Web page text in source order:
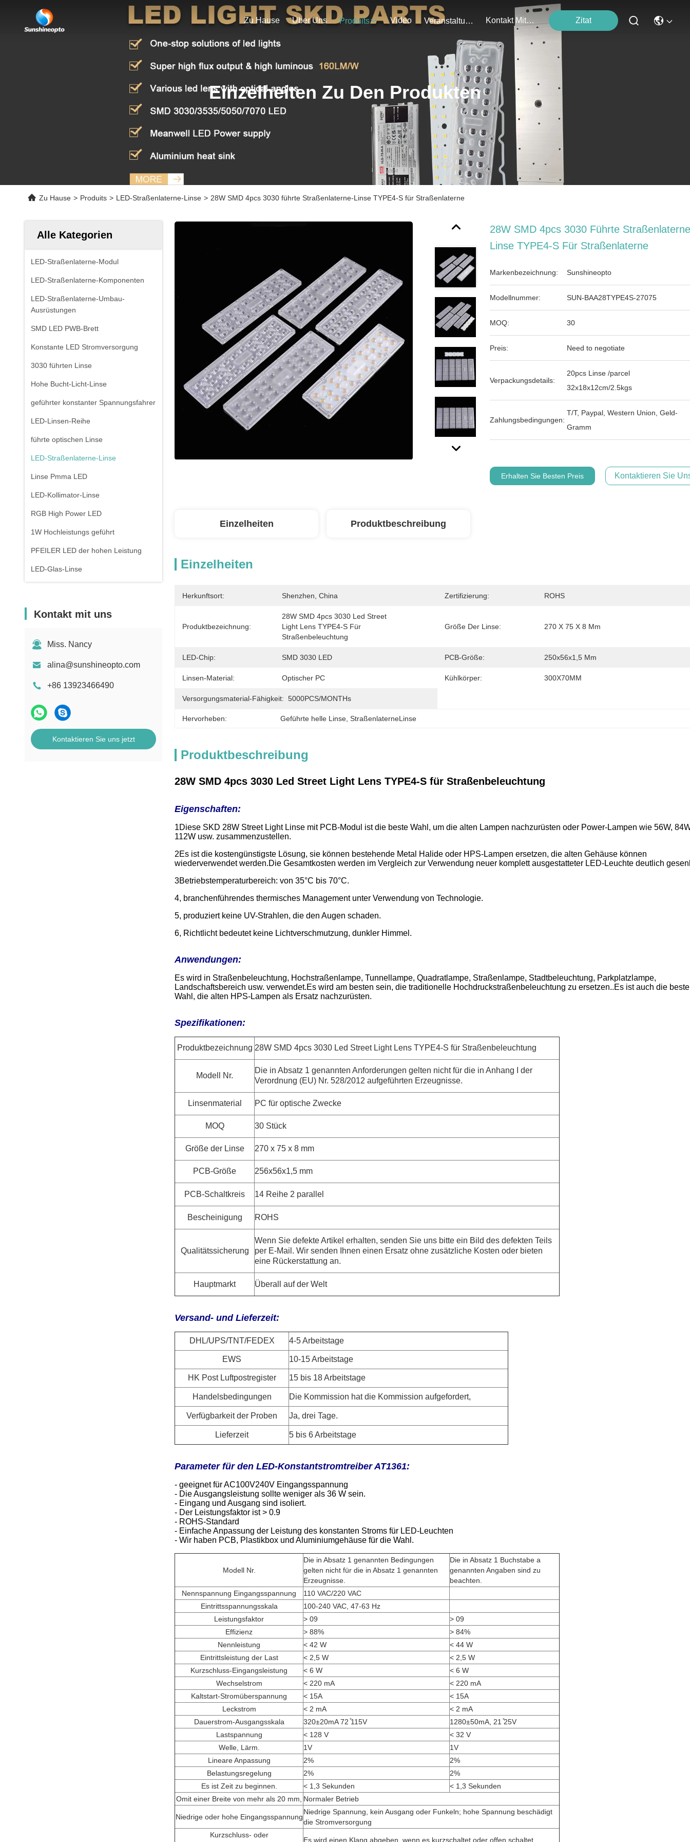
Zu Hause Über Uns Produits Video Veranstaltungen Kontakt Mit Uns Zitat
Einzelheiten Zu Den Produkten
Zu Hause > Produits > LED-Straßenlaterne-Linse > 28W SMD 4pcs 3030 führte Straßenlaterne-Linse TYPE4-S für Straßenlaterne
Alle Kategorien
LED-Straßenlaterne-Modul
LED-Straßenlaterne-Komponenten
LED-Straßenlaterne-Umbau-
Ausrüstungen
SMD LED PWB-Brett
Konstante LED Stromversorgung
3030 führten Linse
Hohe Bucht-Licht-Linse
geführter konstanter Spannungsfahrer
LED-Linsen-Reihe
führte optischen Linse
LED-Straßenlaterne-Linse
Linse Pmma LED
LED-Kollimator-Linse
RGB High Power LED
1W Hochleistungs geführt
PFEILER LED der hohen Leistung
LED-Glas-Linse
Kontakt mit uns
Miss. Nancy
alina@sunshineopto.com
+86 13923466490
Kontaktieren Sie uns jetzt
28W SMD 4pcs 3030 Führte
Linse TYPE4-S Für Straßenlaterne
Markenbezeichnung: Sunshineopto
Modellnummer: SUN-BAA28TYPE4S-27075
MOQ: 30
Preis: Need to negotiate
Verpackungsdetails:
20pcs Linse /parcel
32x18x12cm/2.5kgs
Zahlungsbedingungen:
T/T, Paypal, Western Union, Geld-
Gramm
Erhalten Sie Besten Preis Kontaktieren Sie
Einzelheiten Produktbeschreibung
Einzelheiten
Herkunftsort: Shenzhen, China Zertifizierung: ROHS
Produktbezeichnung:
28W SMD 4pcs 3030 Led Street
Light Lens TYPE4-S Für
Straßenbeleuchtung
Größe Der Linse: 270 X 75 X 8 Mm
LED-Chip: SMD 3030 LED PCB-Größe: 250x56x1,5 Mm
Linsen-Material: Optischer PC Kühlkörper: 300X70MM
Versorgungsmaterial-Fähigkeit: 5000PCS/MONTHs
Hervorheben: Geführte helle Linse , StraßenlaterneLinse
Produktbeschreibung
28W SMD 4pcs 3030 Led Street Light Lens TYPE4-S für Straßenbeleuchtung
Eigenschaften:
1Diese SKD 28W Street Light Linse mit PCB-Modul ist die beste Wahl, um die alten Lampen nachzurüsten oder Power-Lampen wie 56W,
112W usw. zusammenzustellen.
2Es ist die kostengünstigste Lösung, sie können bestehende Metal Halide oder HPS-Lampen ersetzen, die alten Gehäuse können
wiederverwendet werden.Die Gesamtkosten werden im Vergleich zur Verwendung neuer komplett ausgestatteter LED-Leuchte deutlich
3Betriebstemperaturbereich: von 35°C bis 70°C.
4, branchenführendes thermisches Management unter Verwendung von Technologie.
5, produziert keine UV-Strahlen, die den Augen schaden.
6, Richtlicht bedeutet keine Lichtverschmutzung, dunkler Himmel.
Anwendungen:
Es wird in Straßenbeleuchtung, Hochstraßenlampe, Tunnellampe, Quadratlampe, Straßenlampe, Stadtbeleuchtung, Parkplatzlampe,
Landschaftsbereich usw. verwendet.Es wird am besten sein, die traditionelle Hochdruckstraßenbeleuchtung zu ersetzen..Es ist auch die beste
Wahl, die alten HPS-Lampen als Ersatz nachzurüsten.
Spezifikationen:
Produktbezeichnung 28W SMD 4pcs 3030 Led Street Light Lens TYPE4-S für Straßenbeleuchtung
Modell Nr.
Die in Absatz 1 genannten Anforderungen gelten nicht für die in Anhang I der
Verordnung (EU) Nr. 528/2012 aufgeführten Erzeugnisse.
Linsenmaterial PC für optische Zwecke
MOQ 30 Stück
Größe der Linse 270 x 75 x 8 mm
PCB-Größe 256x56x1,5 mm
PCB-Schaltkreis 14 Reihe 2 parallel
Bescheinigung ROHS
Qualitätssicherung
Wenn Sie defekte Artikel erhalten, senden Sie uns bitte ein Bild des defekten Teils
per E-Mail. Wir senden Ihnen einen Ersatz ohne zusätzliche Kosten oder bieten
eine Rückerstattung an.
Hauptmarkt Überall auf der Welt
Versand- und Lieferzeit:
DHL/UPS/TNT/FEDEX 4-5 Arbeitstage
EWS 10-15 Arbeitstage
HK Post Luftpostregister 15 bis 18 Arbeitstage
Handelsbedingungen Die Kommission hat die Kommission aufgefordert,
Verfügbarkeit der Proben Ja, drei Tage.
Lieferzeit 5 bis 6 Arbeitstage
Parameter für den LED-Konstantstromtreiber AT1361:
- geeignet für AC100V240V Eingangsspannung
- Die Ausgangsleistung sollte weniger als 36 W sein.
- Eingang und Ausgang sind isoliert.
- Der Leistungsfaktor ist > 0.9
- ROHS-Standard
- Einfache Anpassung der Leistung des konstanten Stroms für LED-Leuchten
- Wir haben PCB, Plastikbox und Aluminiumgehäuse für die Wahl.
Modell Nr.
Die in Absatz 1 genannten Bedingungen
gelten nicht für die in Absatz 1 genannten
Erzeugnisse.
Die in Absatz 1 Buchstabe a
genannten Angaben sind zu
beachten.
Nennspannung Eingangsspannung
110 VAC/220 VAC
Eintrittsspannungsskala
100-240 VAC, 47-63 Hz
Leistungsfaktor
> 09
> 09
Effizienz
> 88%
> 84%
Nennleistung
< 42 W
< 44 W
Eintrittsleistung der Last
< 2,5 W
< 2,5 W
Kurzschluss-Eingangsleistung
< 6 W
< 6 W
Wechselstrom
< 220 mA
< 220 mA
Kaltstart-Stromüberspannung
< 15A
< 15A
Leckstrom
< 2 mA
< 2 mA
Dauerstrom-Ausgangsskala
320±20mA 72 ̊115V
1280±50mA, 21 ̊25V
Lastspannung
< 128 V
< 32 V
Welle, Lärm.
1V
1V
Lineare Anpassung
2%
2%
Belastungsregelung
2%
2%
Es ist Zeit zu beginnen.
< 1,3 Sekunden
< 1,3 Sekunden
Omit einer Breite von mehr als 20 mm, Normaler Betrieb
Niedrige oder hohe Eingangsspannung
Niedrige Spannung, kein Ausgang oder Funkeln; hohe Spannung beschädigt
die Stromversorgung
Kurzschluss- oder
Es wird einen Klang abgeben, wenn es kurzschaltet oder offen schaltet.